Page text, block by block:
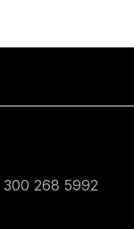
300 268 5992